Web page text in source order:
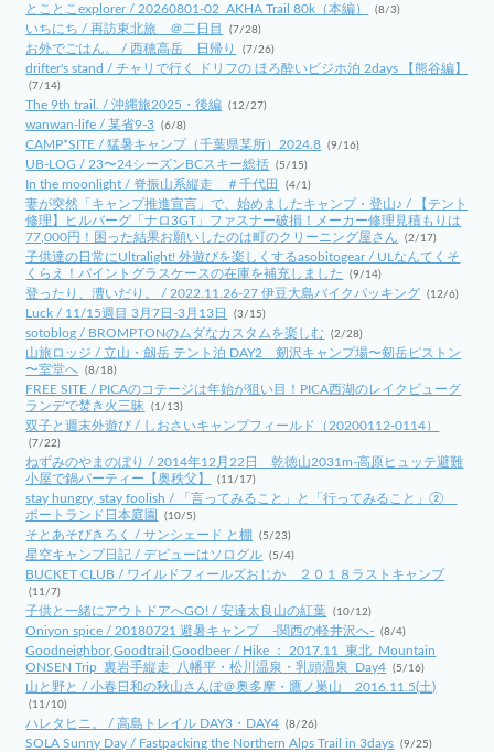
とことこexplorer / 20260801-02_AKHA Trail 80k（本編） (8/3)
いちにち / 再訪東北旅 ＠二日目 (7/28)
お外でごはん。 / 西穂高岳 日帰り (7/26)
drifter's stand / チャリで行く ドリフの ほろ酔いビジホ泊 2days 【熊谷編】
(7/14)
The 9th trail. / 沖縄旅2025・後編 (12/27)
wanwan-life / 某省9-3 (6/8)
CAMP*SITE / 猛暑キャンプ（千葉県某所）2024.8 (9/16)
UB-LOG / 23〜24シーズンBCスキー総括 (5/15)
In the moonlight / 脊振山系縦走 ＃千代田 (4/1)
妻が突然「キャンプ推進宣言」で、始めましたキャンプ・登山♪ / 【テント
修理】ヒルバーグ「ナロ3GT」ファスナー破損！メーカー修理見積もりは
77,000円！困った結果お願いしたのは町のクリーニング屋さん
(2/17)
子供達の日常にUltralight! 外遊びを楽しくするasobitogear / ULなんてくそ
くらえ！パイントグラスケースの在庫を補充しました
(9/14)
登ったり、漕いだり。 / 2022.11.26-27 伊豆大島バイクパッキング (12/6)
Luck / 11/15週目 3月7日-3月13日 (3/15)
sotoblog / BROMPTONのムダなカスタムを楽しむ (2/28)
山旅ロッジ / 立山・劔岳 テント泊 DAY2 剱沢キャンプ場〜剱岳ピストン
〜室堂へ (8/18)
FREE SITE / PICAのコテージは年始が狙い目！PICA西湖のレイクビューグ
ランデで焚き火三昧
(1/13)
双子と週末外遊び / しおさいキャンプフィールド（20200112-0114）
(7/22)
ねずみのやまのぼり / 2014年12月22日 乾徳山2031m-高原ヒュッテ避難
小屋で鍋パーティー【奥秩父】
(11/17)
stay hungry, stay foolish / 「言ってみること」と「行ってみること」②
ポートランド日本庭園
(10/5)
そとあそびきろく / サンシェード と棚 (5/23)
星空キャンプ日記 / デビューはソログル (5/4)
BUCKET CLUB / ワイルドフィールズおじか ２０１８ラストキャンプ
(11/7)
子供と一緒にアウトドアへGO! / 安達太良山の紅葉 (10/12)
Oniyon spice / 20180721 避暑キャンプ -関西の軽井沢へ- (8/4)
Goodneighbor,Goodtrail,Goodbeer / Hike ： 2017.11_東北_Mountain
ONSEN Trip_裏岩手縦走_八幡平・松川温泉・乳頭温泉_Day4 (5/16)
山と野と / 小春日和の秋山さんぽ＠奥多摩・鷹ノ巣山 2016.11.5(土)
(11/10)
ハレタヒニ。 / 高島トレイル DAY3・DAY4 (8/26)
SOLA Sunny Day / Fastpacking the Northern Alps Trail in 3days (9/25)